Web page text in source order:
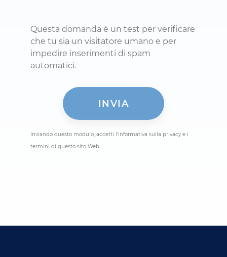
Questa domanda è un test per verificare
che tu sia un visitatore umano e per
impedire inserimenti di spam
automatici.
Inviando questo modulo, accetti l'informativa sulla privacy e i
termini di questo sito Web.